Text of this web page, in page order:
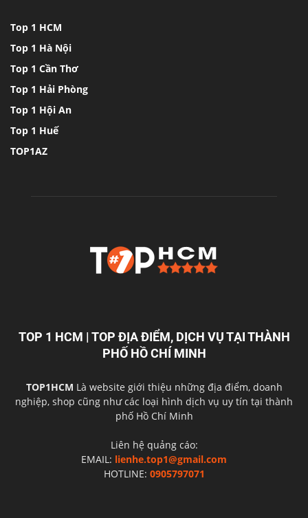
Top 1 HCM
Top 1 Hà Nội
Top 1 Cần Thơ
Top 1 Hải Phòng
Top 1 Hội An
Top 1 Huế
TOP1AZ
TOP 1 HCM | TOP ĐỊA ĐIỂM, DỊCH VỤ TẠI THÀNH
PHỐ HỒ CHÍ MINH
TOP1HCM Là website giới thiệu những địa điểm, doanh
nghiệp, shop cũng như các loại hình dịch vụ uy tín tại thành
phố Hồ Chí Minh
Liên hệ quảng cáo:
EMAIL: lienhe.top1@gmail.com
HOTLINE: 0905797071